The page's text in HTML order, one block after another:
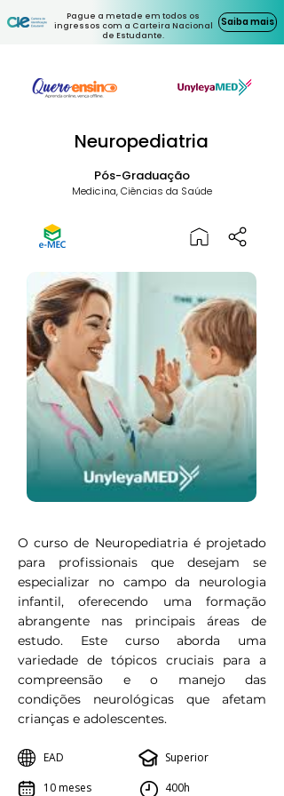
Pague a metade em todos os
ingressos com a Carteira Nacional
de Estudante.
Saiba mais
Neuropediatria
Pós-Graduação
Medicina, Ciências da Saúde
O curso de Neuropediatria é projetado
para profissionais que desejam se
especializar no campo da neurologia
infantil, oferecendo uma formação
abrangente nas principais áreas de
estudo. Este curso aborda uma
variedade de tópicos cruciais para a
compreensão e o manejo das
condições neurológicas que afetam
crianças e adolescentes.
EAD
10 meses
Superior
400h